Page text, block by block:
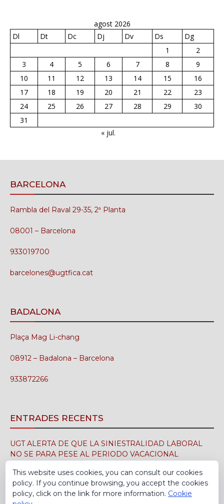
agost 2026
Dl
Dt Dc Dj Dv Ds
Dg
1
2
3
4 5 6 7 8
9
10
11 12 13 14 15
16
17
18 19 20 21 22
23
24
25 26 27 28 29
30
31
« jul.
BARCELONA
Rambla del Raval 29-35, 2ª Planta
08001 – Barcelona
933019700
barcelones@ugtfica.cat
BADALONA
Plaça Mag Li-chang
08912 – Badalona – Barcelona
933872266
ENTRADES RECENTS
UGT ALERTA DE QUE LA SINIESTRALIDAD LABORAL
NO SE PARA PESE AL PERIODO VACACIONAL
UGT FICA FIRMA EN EL SIMA EL CONVENIO
COLECTIVO DE LA INDUSTRIA DEL CALZADO PARA EL
This website uses cookies, you can consult our cookies
policy. If you continue browsing, you accept the cookies
policy, click on the link for more information. Cookie